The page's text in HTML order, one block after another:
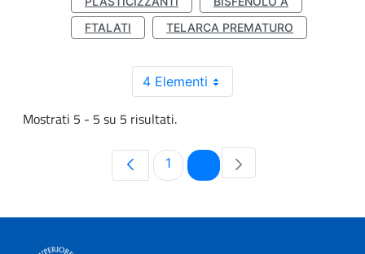
FTALATI
TELARCA PREMATURO
4 Elementi
Mostrati 5 - 5 su 5 risultati.
Pagina
1 Pagina